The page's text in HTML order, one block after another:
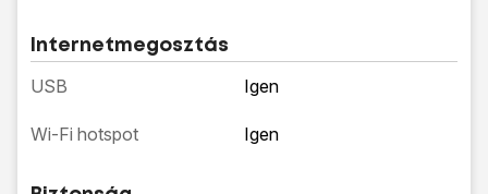
Internetmegosztás
USB Igen
Wi-Fi hotspot Igen